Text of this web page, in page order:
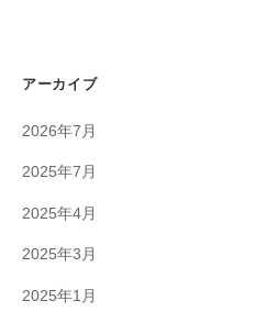
アーカイブ
2026年7月
2025年7月
2025年4月
2025年3月
2025年1月